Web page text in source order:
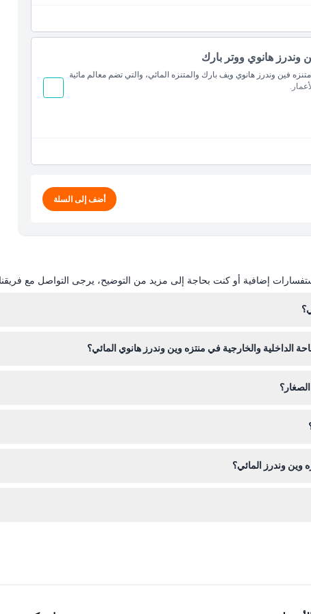
هانوي ووتر بارك
فين وندرز هانوي ويف بارك والمتنزه المائي، والتي تضم معالم مائية
أضف إلى السلة
إضافية أو كنت بحاجة إلى مزيد من التوضيح، يرجى التواصل مع فريقنا
والخارجية في منتزه وين وندرز هانوي المائي؟
وين وندرز المائي؟